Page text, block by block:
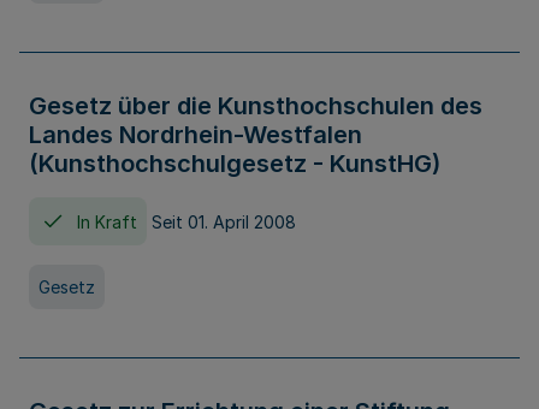
Gesetz über die Kunsthochschulen des
Landes Nordrhein-Westfalen
(Kunsthochschulgesetz - KunstHG)
In Kraft Seit 01. April 2008
Gesetz